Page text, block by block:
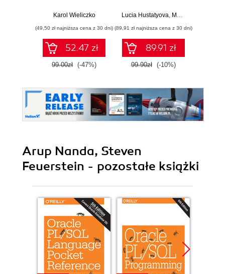
Karol Wieliczko
(49,50 zł najniższa cena z 30 dni)
52.47 zł
99.00zł (-47%)
Lucia Hustatyova, Mariami Kupatadze
(89,91 zł najniższa cena z 30 dni)
89.91 zł
99.90zł (-10%)
Arup Nanda, Steven
Feuerstein - pozostałe książki